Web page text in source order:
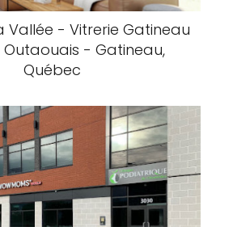
Vallée - Vitrerie Gatineau
Outaouais - Gatineau,
Québec